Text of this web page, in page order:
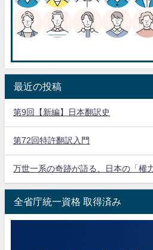
最近の投稿
第9回【新編】日本翻訳史
第72回特許翻訳入門
万世一系の奇跡が語る、日本の「權
全省庁統一資格 取得済み